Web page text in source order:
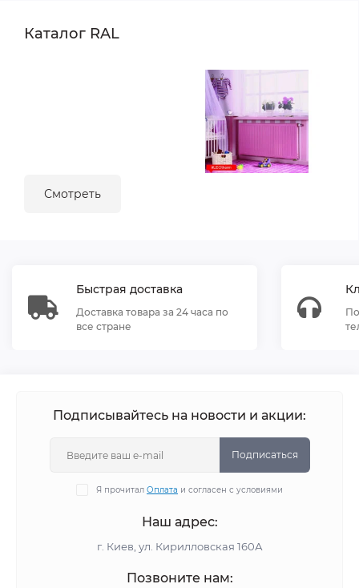
Каталог RAL
Смотреть
Быстрая доставка
Доставка товара за 24 часа по
все стране
Подписывайтесь на новости и акции:
Подписаться
Я прочитал Оплата и согласен с условиями
Наш адрес:
г. Киев, ул. Кирилловская 160А
Позвоните нам: